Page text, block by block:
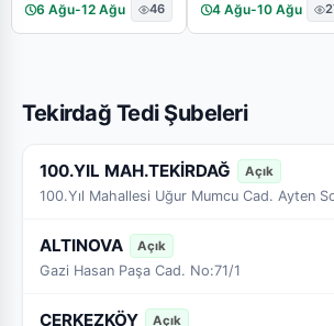
6 Ağu-12 Ağu 46
4 Ağu-10 Ağu
Tekirdağ Tedi Şubeleri
100.YIL MAH.TEKİRDAĞ Açık
100.Yıl Mahallesi Uğur Mumcu Cad. Ayten
ALTINOVA Açık
Gazi Hasan Paşa Cad. No:71/1
ÇERKEZKÖY Açık